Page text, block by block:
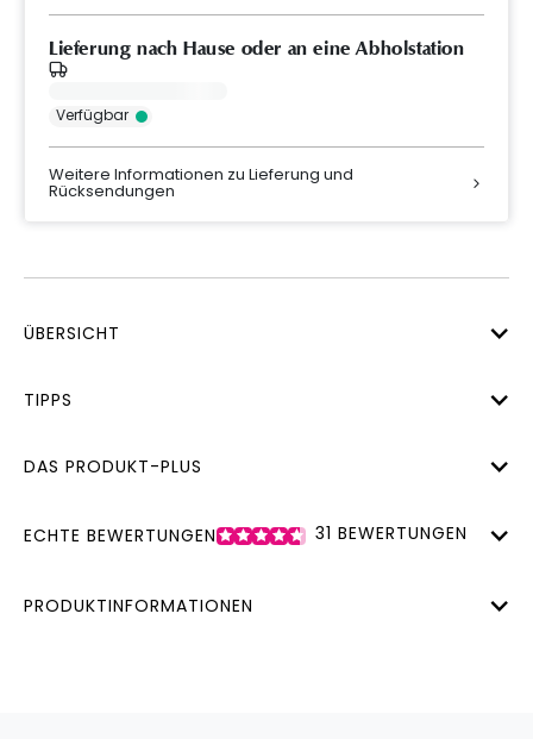
Lieferung nach Hause oder an eine Abholstation
Verfügbar
Weitere Informationen zu Lieferung und
Rücksendungen
ÜBERSICHT
TIPPS
DAS PRODUKT-PLUS
ECHTE BEWERTUNGEN 31 BEWERTUNGEN
PRODUKTINFORMATIONEN